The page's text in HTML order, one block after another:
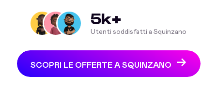
5k+
Utenti soddisfatti a Squinzano
SCOPRI LE OFFERTE A SQUINZANO